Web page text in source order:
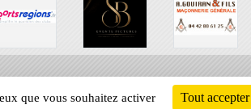
que vous souhaitez activer Tout accepter